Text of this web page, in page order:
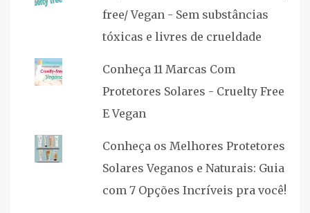
free/ Vegan - Sem substâncias
tóxicas e livres de crueldade
Conheça 11 Marcas Com
Protetores Solares - Cruelty Free
E Vegan
Conheça os Melhores Protetores
Solares Veganos e Naturais: Guia
com 7 Opções Incríveis pra você!